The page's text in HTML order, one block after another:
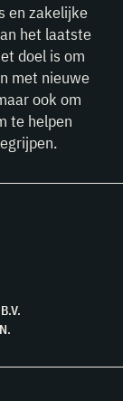
en zakelijke
het laatste
doel is om
met nieuwe
ook om
te helpen